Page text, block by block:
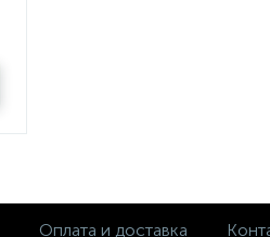
Оплата и доставка